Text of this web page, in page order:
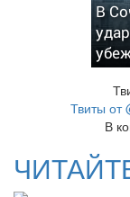
В
Твиты от
В